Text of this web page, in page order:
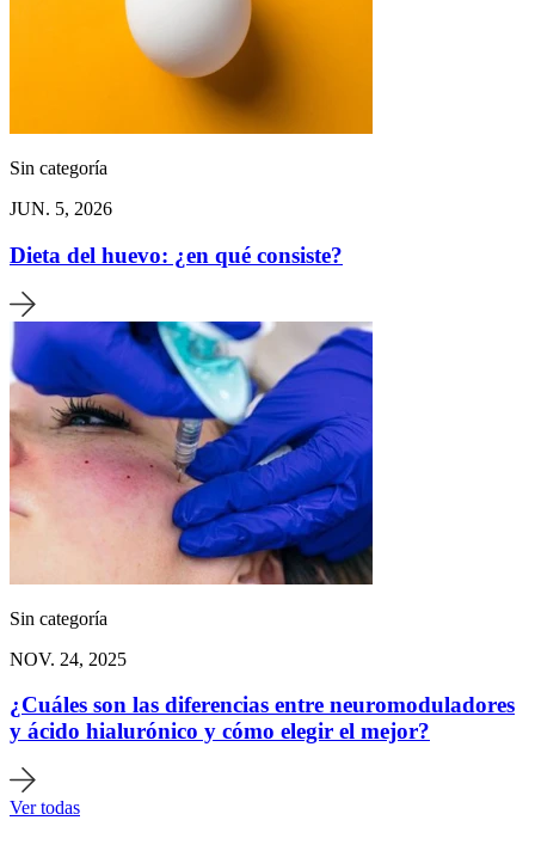
Sin categoría
JUN. 5, 2026
Dieta del huevo: ¿en qué consiste?
Sin categoría
NOV. 24, 2025
¿Cuáles son las diferencias entre neuromoduladores
y ácido hialurónico y cómo elegir el mejor?
Ver todas